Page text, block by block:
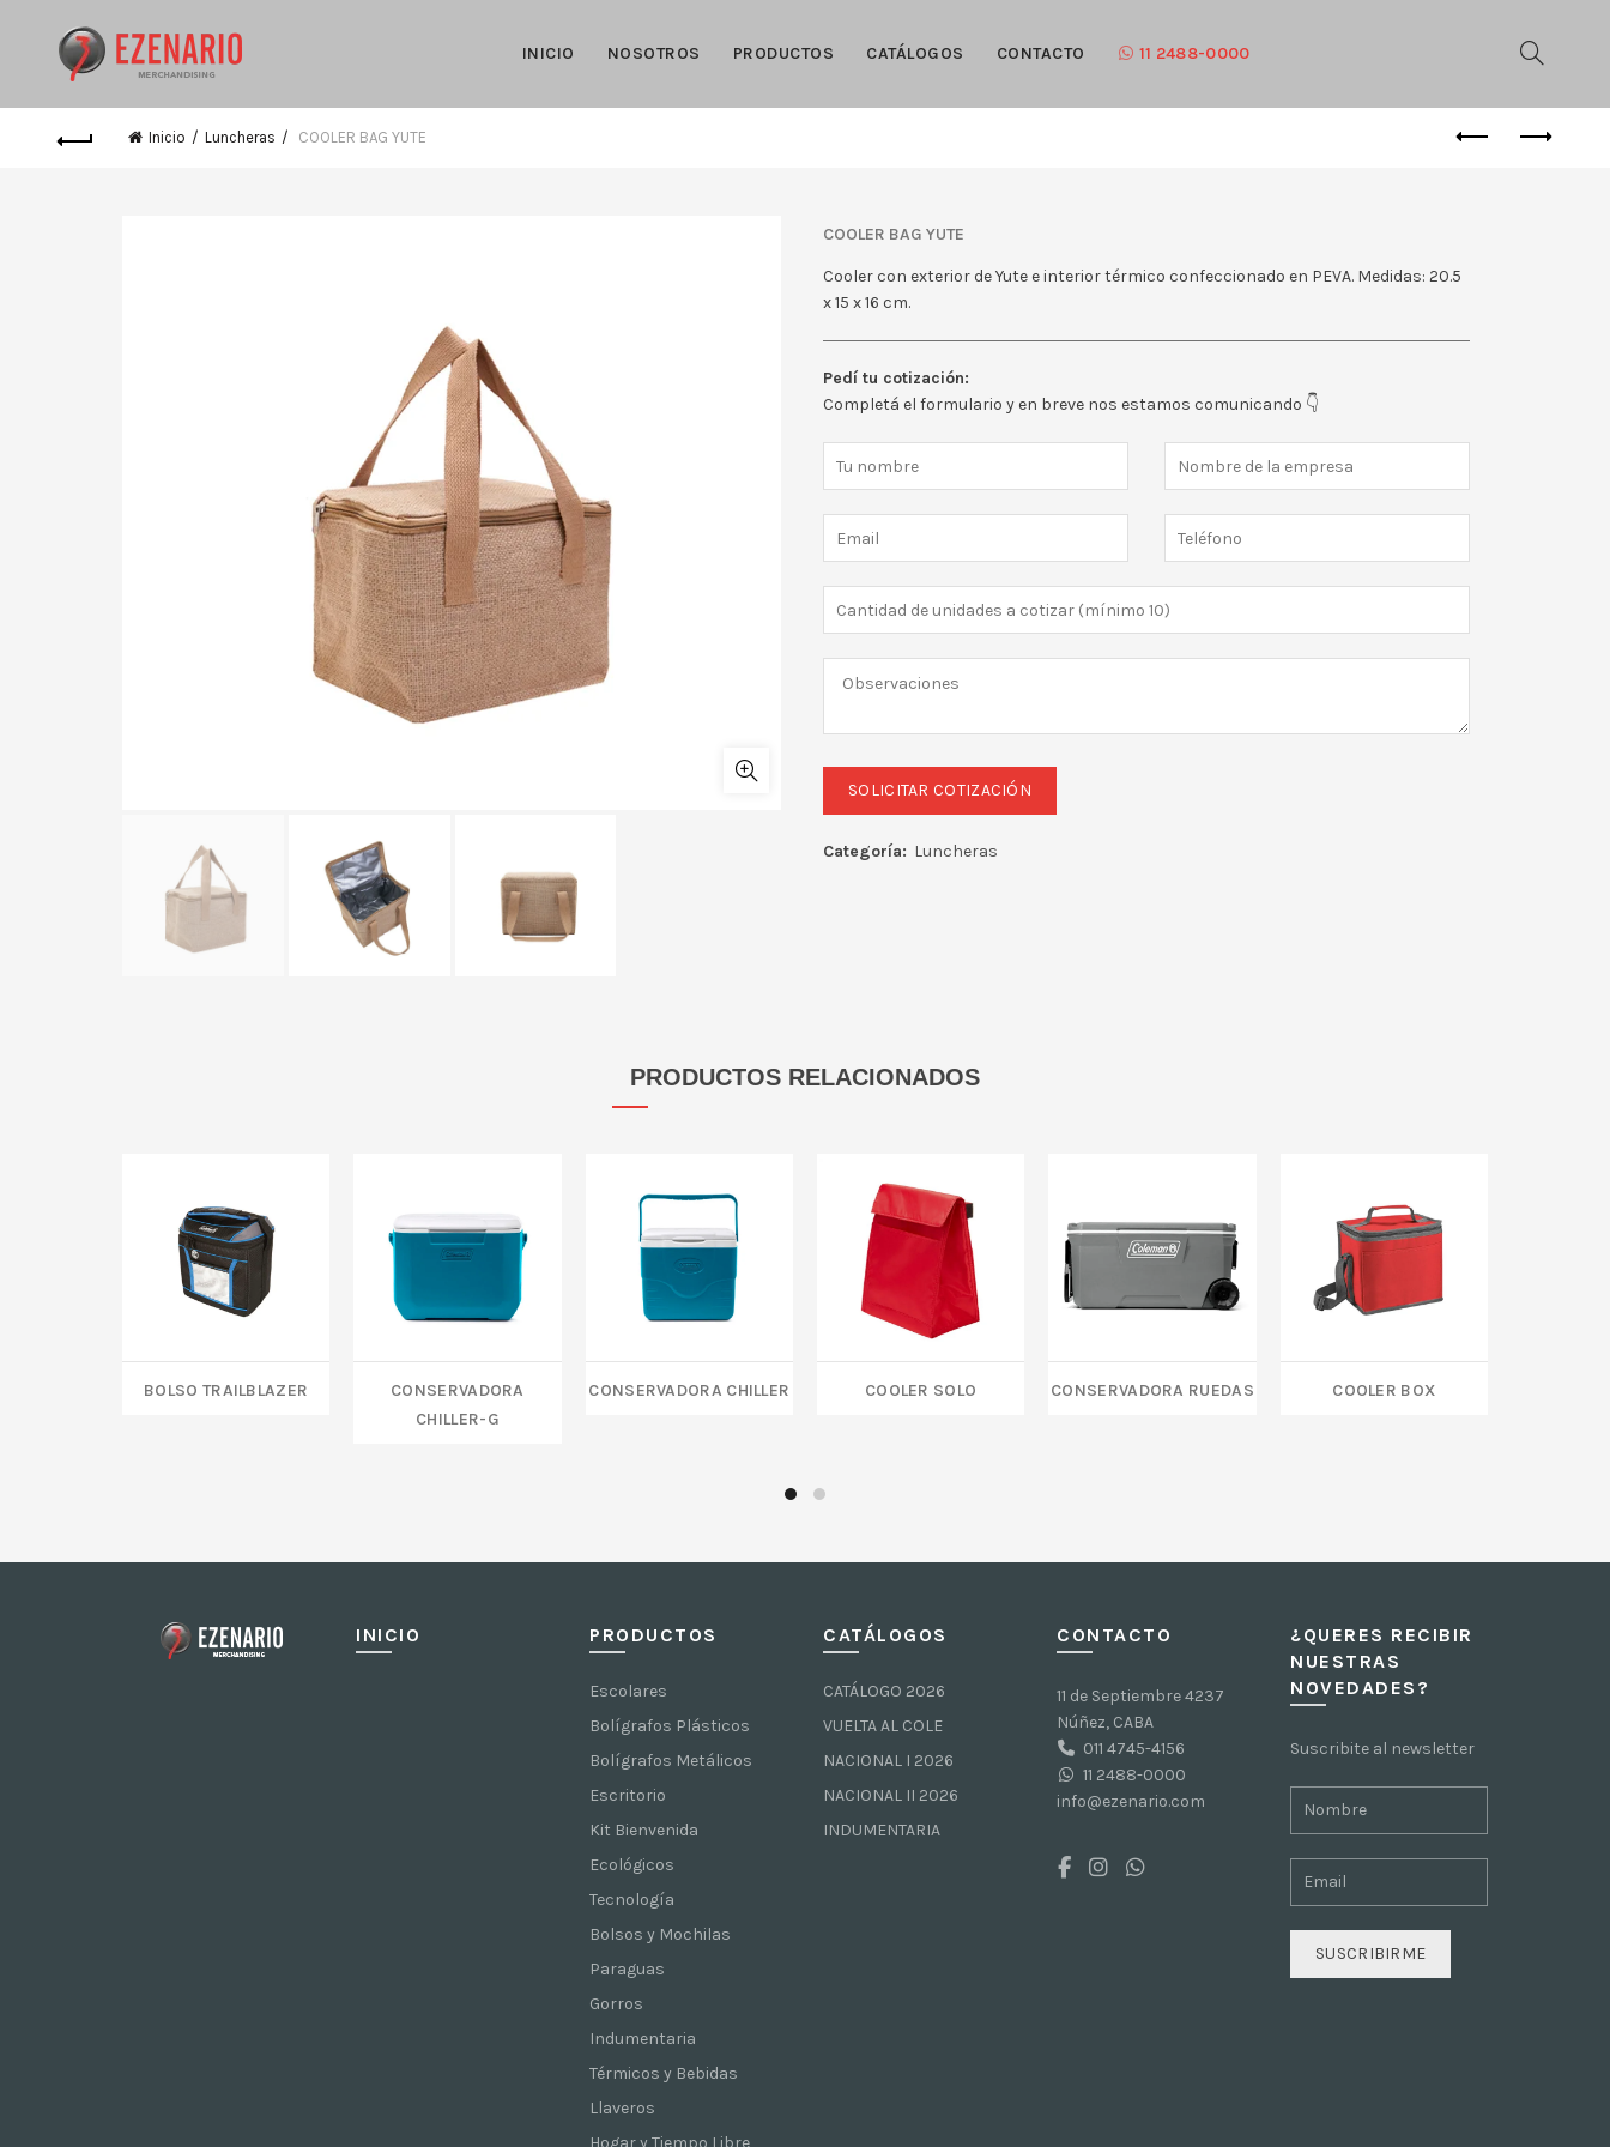
INICIO NOSOTROS PRODUCTOS CATÁLOGOS CONTACTO 11 2488-0000
Inicio Luncheras COOLER BAG YUTE
COOLER BAG YUTE
Cooler con exterior de Yute e interior térmico confeccionado en PEVA. Medidas: 20.5
x 15 x 16 cm.
Pedí tu cotización:
Completá el formulario y en breve nos estamos comunicando 👇
Categoría: Luncheras
PRODUCTOS RELACIONADOS
Bolso Trailblazer
CONSERVADORA
CHILLER-G
Conservadora Chiller COOLER SOLO Conservadora Ruedas COOLER BOX
INICIO PRODUCTOS
Escolares
Bolígrafos Plásticos
Bolígrafos Metálicos
Escritorio
Kit Bienvenida
Ecológicos
Tecnología
Bolsos y Mochilas
Paraguas
Gorros
Indumentaria
Térmicos y Bebidas
Llaveros
Hogar y Tiempo Libre
CATÁLOGOS
CATÁLOGO 2026
VUELTA AL COLE
NACIONAL I 2026
NACIONAL II 2026
INDUMENTARIA
CONTACTO
11 de Septiembre 4237
Núñez, CABA
011 4745-4156
11 2488-0000
info@ezenario.com
¿QUERES RECIBIR
NUESTRAS
NOVEDADES?
Suscribite al newsletter